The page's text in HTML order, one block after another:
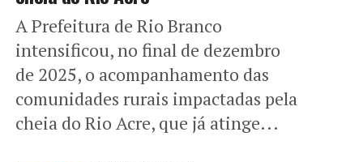
A Prefeitura de Rio Branco
intensificou, no final de dezembro
de 2025, o acompanhamento das
comunidades rurais impactadas pela
cheia do Rio Acre, que já atinge...